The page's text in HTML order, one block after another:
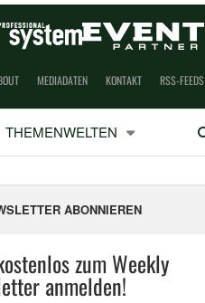
MEDIADATEN KONTAKT RSS-FEEDS
THEMENWELTEN Suchen
ABONNIEREN
zum Weekly
anmelden!